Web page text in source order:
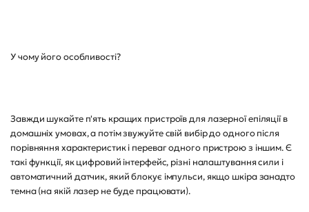
У чому його особливості?
Завжди шукайте п'ять кращих пристроїв для лазерної епіляції в
домашніх умовах, а потім звужуйте свій вибір до одного після
порівняння характеристик і переваг одного пристрою з іншим. Є
такі функції, як цифровий інтерфейс, різні налаштування сили і
автоматичний датчик, який блокує імпульси, якщо шкіра занадто
темна (на якій лазер не буде працювати).